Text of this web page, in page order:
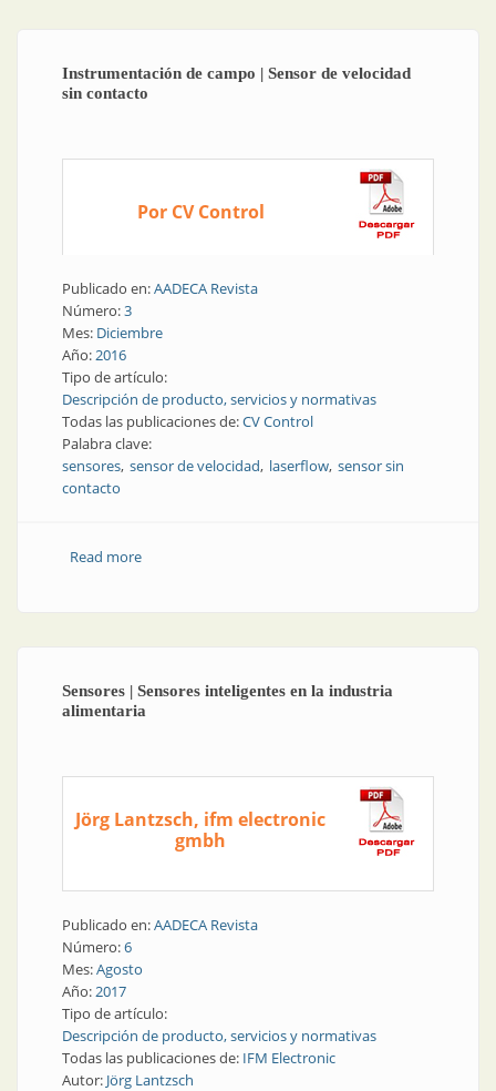
Instrumentación de campo | Sensor de velocidad
sin contacto
Por CV Control
Publicado en:AADECA Revista
Número:3
Mes: Diciembre
Año:2016
Tipo de artículo:
Descripción de producto, servicios y normativas
Todas las publicaciones de:CV Control
Palabra clave:
sensores sensor de velocidad laserflow sensor sin
contacto
Read moreabout Instrumentación de campo | Sensor de
Sensores | Sensores inteligentes en la industria
alimentaria
Jörg Lantzsch, ifm electronic
gmbh
Publicado en:AADECA Revista
Número:6
Mes:Agosto
Año:2017
Tipo de artículo:
Descripción de producto, servicios y normativas
Todas las publicaciones de: IFM Electronic
Autor: Jörg Lantzsch